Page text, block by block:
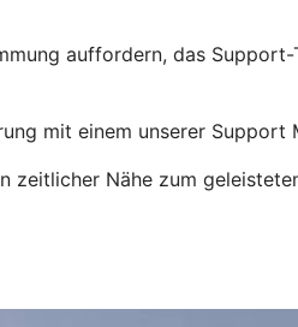
auffordern, das
mit einem unserer
zeitlicher Nähe zum